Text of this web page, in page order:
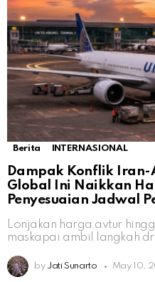
Berita INTERNASIONAL
Dampak Konflik Iran-
Global Ini Naikkan
Penyesuaian Jadwal
Lonjakan harga avtur
maskapai ambil langkah
by Jati Sunarto May 10,